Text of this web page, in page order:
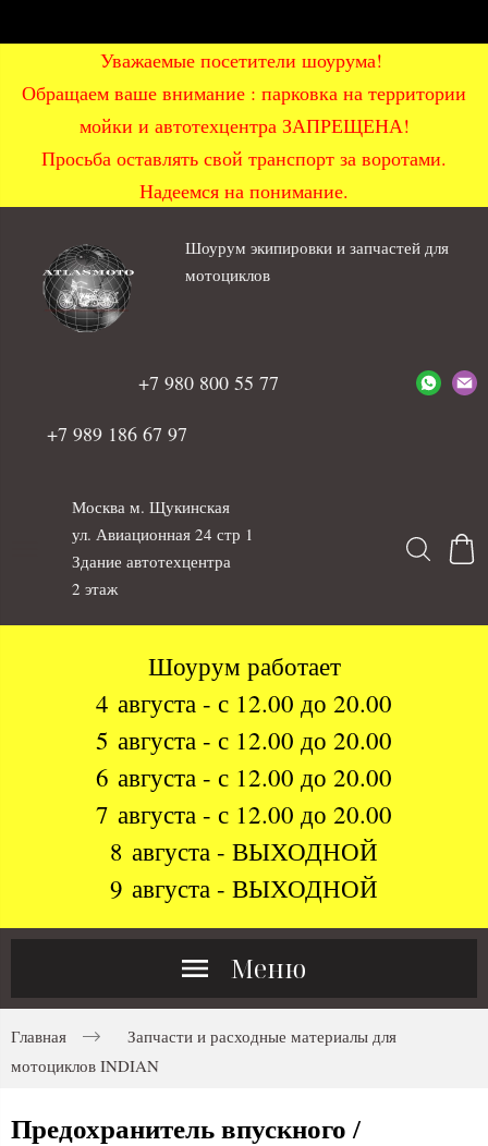
Уважаемые посетители шоурума!
Обращаем ваше внимание : парковка на территории
мойки и автотехцентра ЗАПРЕЩЕНА!
Просьба оставлять свой транспорт за воротами.
Надеемся на понимание.
Шоурум экипировки и запчастей для
мотоциклов
+7 980 800 55 77
+7 989 186 67 97
Москва м. Щукинская
ул. Авиационная 24 стр 1
Здание автотехцентра
2 этаж
Шоурум работает
4 августа - с 12.00 до 20.00
5 августа - с 12.00 до 20.00
6 августа - с 12.00 до 20.00
7 августа - с 12.00 до 20.00
8 августа - ВЫХОДНОЙ
9 августа - ВЫХОДНОЙ
Меню
Главная
Запчасти и расходные материалы для
мотоциклов INDIAN
Предохранитель впускного /